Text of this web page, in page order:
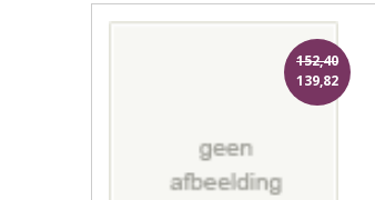
152,40
139,82